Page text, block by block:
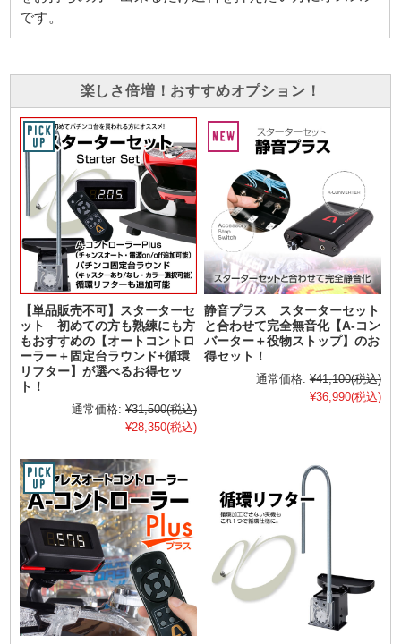
です。
楽しさ倍増！おすすめオプション！
【単品販売不可】スターターセ
ット 初めての方も熟練にも方
もおすすめの【オートコントロ
ーラー＋固定台ラウンド+循環
リフター】が選べるお得セッ
ト！
通常価格: ¥31,500(税込)
¥28,350(税込)
静音プラス スターターセット
と合わせて完全無音化【A-コン
バーター＋役物ストップ】のお
得セット！
通常価格: ¥41,100(税込)
¥36,990(税込)